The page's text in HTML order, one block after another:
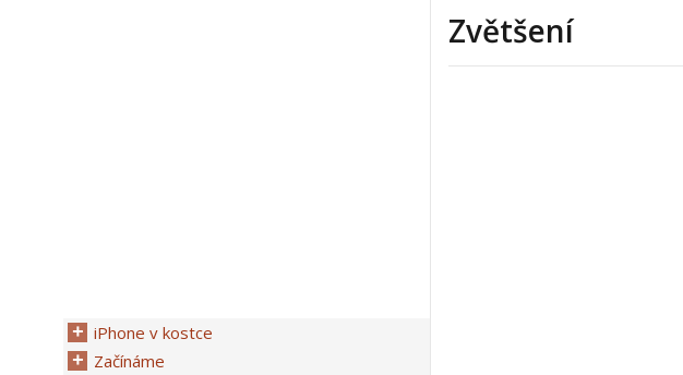
Zvětšení
iPhone v kostce
Začínáme